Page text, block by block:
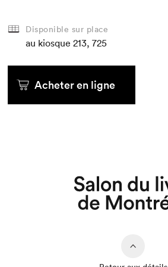
Disponible sur place
au kiosque 213, 725
Acheter en ligne